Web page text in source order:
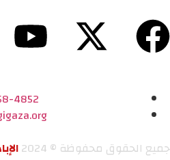
4852
جميع الحقوق محفوظة © 2024